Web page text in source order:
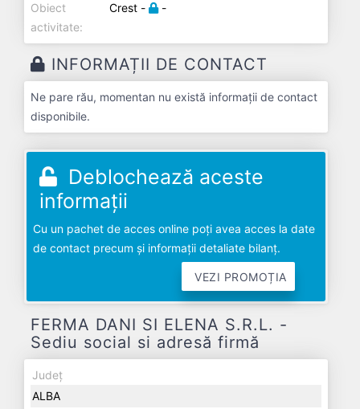
Obiect
activitate:
Crest - -
INFORMAȚII DE CONTACT
Ne pare rău, momentan nu există informații de contact
disponibile.
Deblochează aceste
informații
Cu un pachet de acces online poți avea acces la date
de contact precum și informații detaliate bilanț.
VEZI PROMOȚIA
FERMA DANI SI ELENA S.R.L. -
Sediu social si adresă firmă
Județ
ALBA